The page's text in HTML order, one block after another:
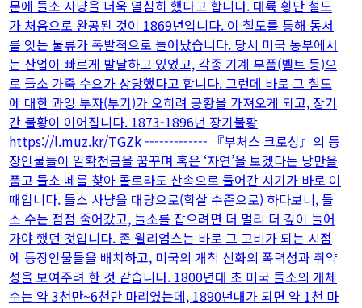
문에 들소 사냥을 더욱 열심히 했다고 합니다. 대륙 횡단 철도
가 처음으로 완공된 것이 1869년입니다. 이 철도를 통해 동서
를 잇는 물류가 폭발적으로 늘어났습니다. 당시 미국 동부에서
는 산업이 빠르게 발달하고 있었고, 각종 기계 부품(벨트 등)으
로 들소 가죽 수요가 상당했다고 합니다. 그런데 바로 그 철도
에 대한 과잉 투자(투기)가 오히려 공황을 가져오게 되고, 장기
간 불황이 이어집니다. 1873-1896년 장기불황
https://l.muz.kr/TGZk ------------- 『부처스 크로싱』의 등
장인물들이 일확천금을 꿈꾸며 혹은 ‘자연’을 보겠다는 낭만을
품고 들소 떼를 찾아 콜로라도 산속으로 들어간 시기가 바로 이
때입니다. 들소 사냥을 대량으로(학살 수준으로) 하다보니, 들
소 수는 점점 줄어갔고, 들소를 잡으려면 더 멀리 더 깊이 들어
가야 했던 것입니다. 존 윌리엄스는 바로 그 고비가 되는 시점
에 등장인물들을 배치하고, 미국의 개척 신화의 폭력성과 취약
성을 보여주려 한 것 같습니다. 1800년대 초 미국 들소의 개체
수는 약 3천만~6천만 마리였는데, 1890년대가 되면 약 1천 마